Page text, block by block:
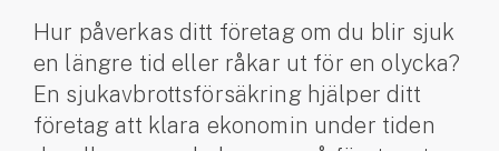
Bilförsäkring för företag
Fordon
Snöskoterförsäkring
Hur påverkas ditt företag om du blir sjuk
en längre tid eller råkar ut för en olycka?
En sjukavbrotts­försäkring hjälper ditt
företag att klara ekonomin under tiden